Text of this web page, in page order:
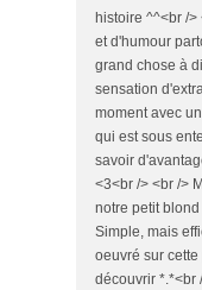
histoire ^^<br /
et d'humour
grand chose à
sensation
moment avec
qui est sous
savoir
<3<br /> <br />
notre petit
Simple, mais
oeuvré sur
découvrir *.*<br